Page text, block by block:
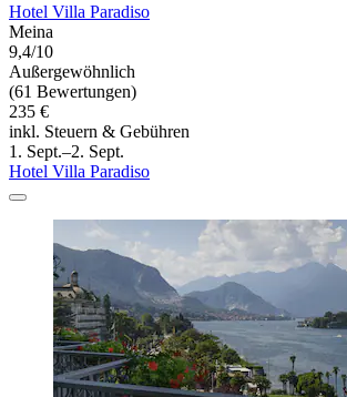
Hotel Villa Paradiso
Meina
9,4/10
Außergewöhnlich
(61 Bewertungen)
235 €
inkl. Steuern & Gebühren
1. Sept.–2. Sept.
Hotel Villa Paradiso